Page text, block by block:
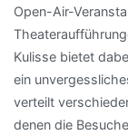
Open-Air-
Kulisse bietet
ein
verteilt
denen die